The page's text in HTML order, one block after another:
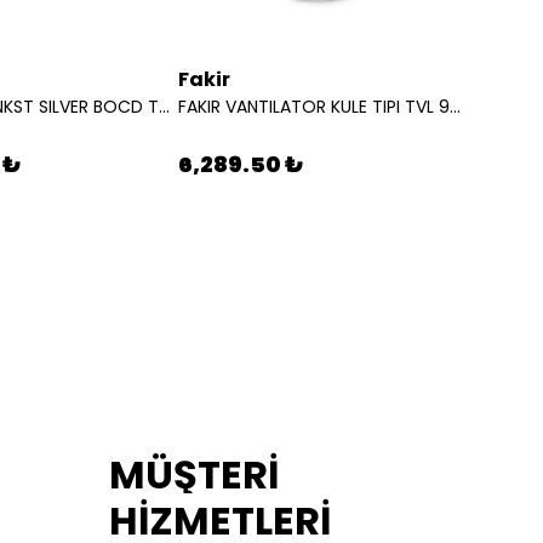
BEKO OCAK ANKST SILVER BOCD T 6510 7778220256
₺
Fakir
FAKIR VANTILATOR KULE TIPI TVL 90 S 31000860
6,289.50 ₺
MÜŞTERİ
HİZMETLERİ